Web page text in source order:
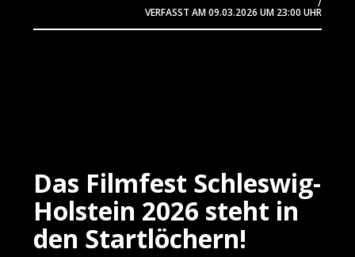
/
VERFASST AM09.03.2026 UM 23:00 UHR
Das Filmfest Schleswig-
Holstein 2026 steht in
den Startlöchern!